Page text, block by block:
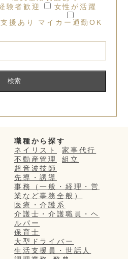
験者歓迎
女性が活躍
援あり マイカー通勤OK
職種から探す
ネイリスト
家事代行
不動産管理
組立
超音波技師
先導・誘導
事務（一般・経理・営
業など事務全般）
医療・介護系
介護士・介護職員・ヘ
ルパー
保育士
大型ドライバー
生活支援員・世話人